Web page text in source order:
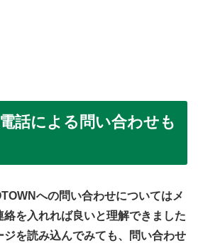
話による問い合わせも
への問い合わせについてはメ
を入れれば良いと理解できました
を読み込んでみても、問い合わせ